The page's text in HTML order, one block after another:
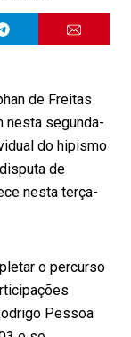
de Freitas
nesta segunda-
do hipismo
de
nesta terça-
o percurso
Pessoa